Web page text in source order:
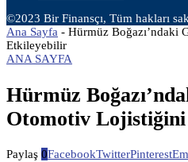
©2023 Bir Finansçı, Tüm hakları
Ana Sayfa - Hürmüz Boğazı’ndaki
Etkileyebilir
ANA SAYFA
Hürmüz
Otomotiv
Paylaş 0FacebookTwitterPinterest